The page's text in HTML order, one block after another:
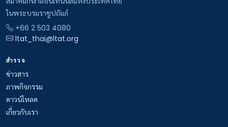
ในพระบรมราชูปถัมภ์
+66 2 503 4080
ltat_thai@ltat.org
สำรวจ
ข่าวสาร
ภาพกิจกรรม
ดาวน์โหลด
เกี่ยวกับเรา